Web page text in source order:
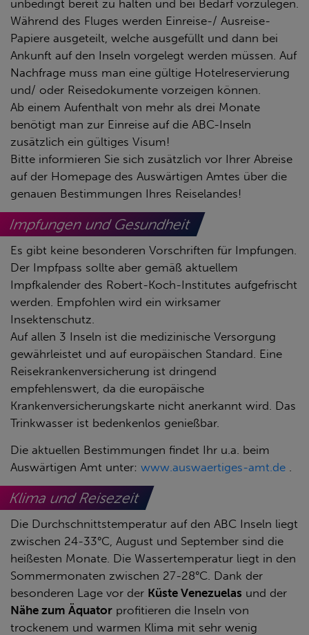
unbedingt bereit zu halten und bei Bedarf vorzulegen.
Während des Fluges werden Einreise-/ Ausreise-
Papiere ausgeteilt, welche ausgefüllt und dann bei
Ankunft auf den Inseln vorgelegt werden müssen. Auf
Nachfrage muss man eine gültige Hotelreservierung
und/ oder Reisedokumente vorzeigen können.
Ab einem Aufenthalt von mehr als drei Monate
benötigt man zur Einreise auf die ABC-Inseln
zusätzlich ein gültiges Visum!
Bitte informieren Sie sich zusätzlich vor Ihrer Abreise
auf der Homepage des Auswärtigen Amtes über die
genauen Bestimmungen Ihres Reiselandes!
Impfungen und Gesundheit
Es gibt keine besonderen Vorschriften für Impfungen.
Der Impfpass sollte aber gemäß aktuellem
Impfkalender des Robert-Koch-Institutes aufgefrischt
werden. Empfohlen wird ein wirksamer
Insektenschutz.
Auf allen 3 Inseln ist die medizinische Versorgung
gewährleistet und auf europäischen Standard. Eine
Reisekrankenversicherung ist dringend
empfehlenswert, da die europäische
Krankenversicherungskarte nicht anerkannt wird. Das
Trinkwasser ist bedenkenlos genießbar.
Die aktuellen Bestimmungen findet Ihr u.a. beim
Auswärtigen Amt unter: www.auswaertiges-amt.de
Klima und Reisezeit
Die Durchschnittstemperatur auf den ABC Inseln liegt
zwischen 24-33°C, August und September sind die
heißesten Monate. Die Wassertemperatur liegt in den
Sommermonaten zwischen 27-28°C. Dank der
besonderen Lage vor der Küste Venezuelas und der
Nähe zum Äquator profitieren die Inseln von
trockenem und warmen Klima mit sehr wenig